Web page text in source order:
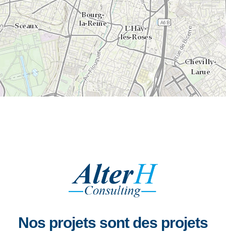
Nos projets sont des projets